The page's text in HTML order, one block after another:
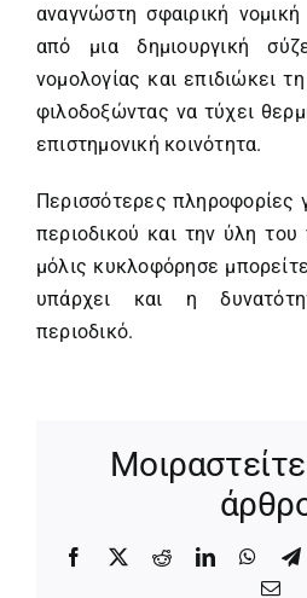
αναγνώστη σφαιρική
από μια δημιουργική
νομολογίας και επιδιώκει
φιλοδοξώντας να τύχει
επιστημονική κοινότητα.
Περισσότερες πληροφορίες
περιοδικού και την ύλη
μόλις κυκλοφόρησε
υπάρχει και η
περιοδικό.
Facebook
X RedditLinkedIn